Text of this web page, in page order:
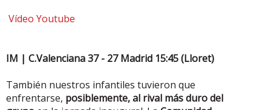
Vídeo Youtube
IM | C.Valenciana 37 - 27 Madrid 15:45 (Lloret)
También nuestros infantiles tuvieron que
enfrentarse, posiblemente, al rival más duro del